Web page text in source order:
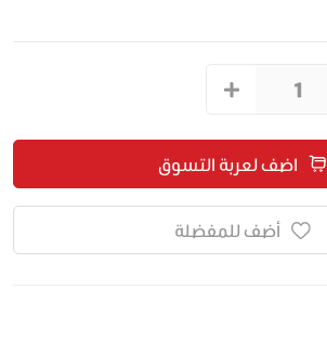
اضف لعربة التسوق
أضف للمفضلة